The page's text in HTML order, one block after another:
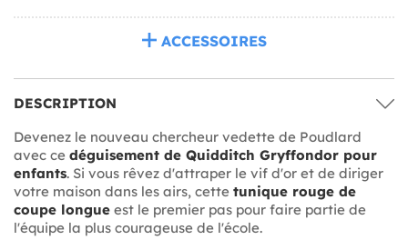
ACCESSOIRES
DESCRIPTION
Devenez le nouveau chercheur vedette de Poudlard
avec ce déguisement de Quidditch Gryffondor pour
enfants. Si vous rêvez d'attraper le vif d'or et de diriger
votre maison dans les airs, cette tunique rouge de
coupe longue est le premier pas pour faire partie de
l'équipe la plus courageuse de l'école.